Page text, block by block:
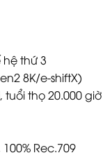
hệ thứ 3
8K/e-shiftX)
tuổi thọ 20.000 giờ
Rec.709